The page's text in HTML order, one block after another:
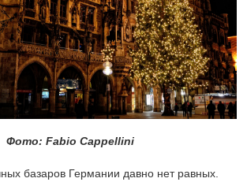
Фото: Fabio Cappellini
базаров Германии давно нет равных.